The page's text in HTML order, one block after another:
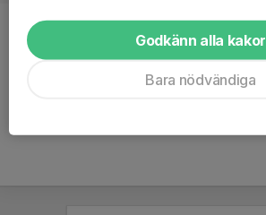
Titel
Kontaktledare
Godkänn alla kakor
Bara nödvändiga